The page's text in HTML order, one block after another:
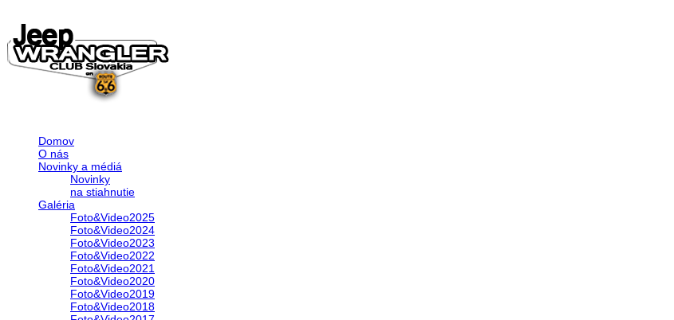
Domov
O nás
Novinky a médiá
Novinky
na stiahnutie
Galéria
Foto&Video2025
Foto&Video2024
Foto&Video2023
Foto&Video2022
Foto&Video2021
Foto&Video2020
Foto&Video2019
Foto&Video2018